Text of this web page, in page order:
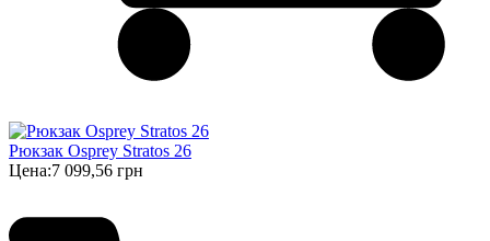
Рюкзак Osprey Stratos 26
Цена:7 099,56 грн